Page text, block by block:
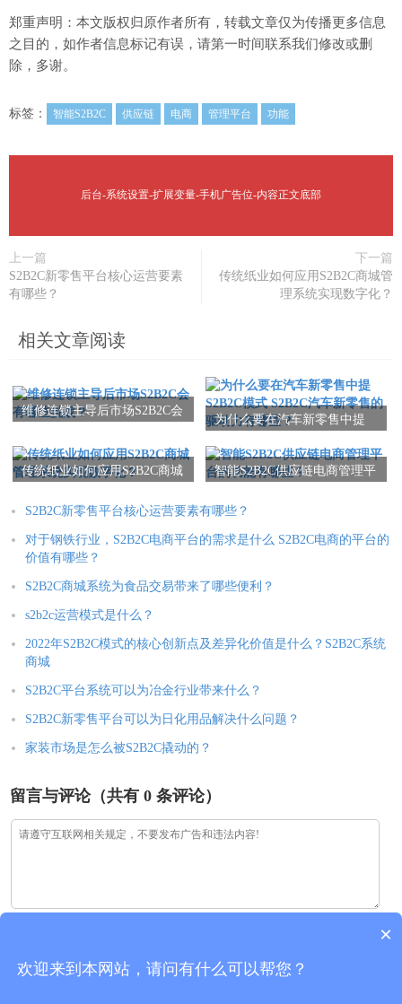
郑重声明：本文版权归原作者所有，转载文章仅为传播更多信息
之目的，如作者信息标记有误，请第一时间联系我们修改或删
除，多谢。
标签： 智能S2B2C 供应链 电商 管理平台 功能
后台-系统设置-扩展变量-手机广告位-内容正文底部
上一篇
S2B2C新零售平台核心运营要素
有哪些？
下一篇
传统纸业如何应用S2B2C商城管
理系统实现数字化？
相关文章阅读
维修连锁主导后市场S2B2C会
为什么要在汽车新零售中提
售的驱动力有哪些？
传统纸业如何应用S2B2C商城
智能S2B2C供应链电商管理平
S2B2C新零售平台核心运营要素有哪些？
对于钢铁行业，S2B2C电商平台的需求是什么 S2B2C电商的平台的
价值有哪些？
S2B2C商城系统为食品交易带来了哪些便利？
s2b2c运营模式是什么？
2022年S2B2C模式的核心创新点及差异化价值是什么？S2B2C系统
商城
S2B2C平台系统可以为冶金行业带来什么？
S2B2C新零售平台可以为日化用品解决什么问题？
家装市场是怎么被S2B2C撬动的？
留言与评论（共有 0 条评论）
验证码：
×
欢迎来到本网站，请问有什么可以帮您？